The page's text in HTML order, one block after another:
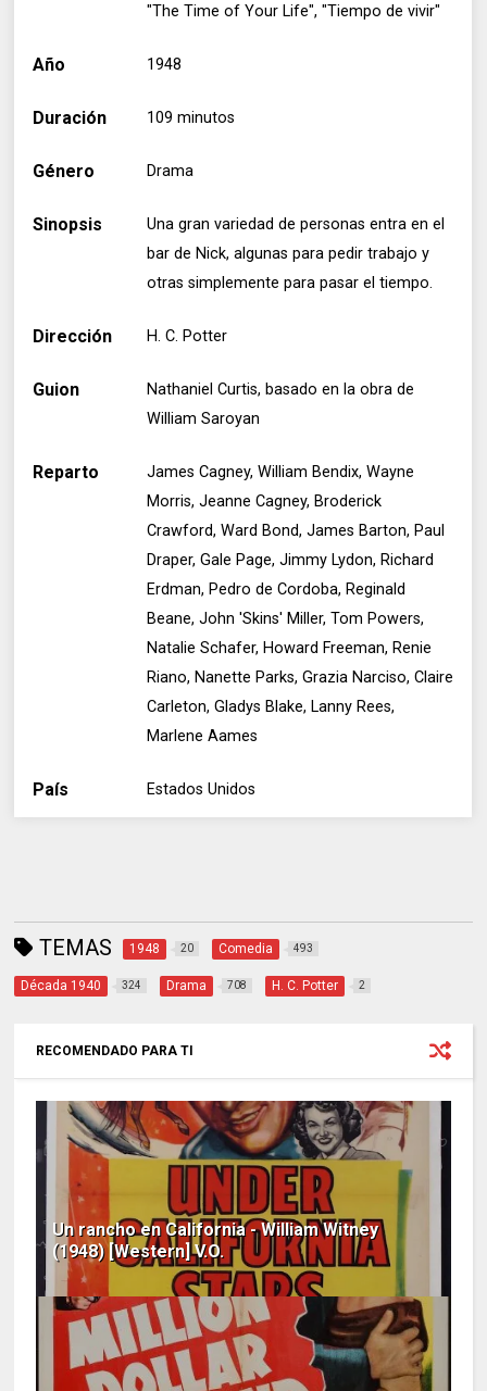
"The Time of Your Life", "Tiempo de vivir"
Año 1948
Duración 109 minutos
Género Drama
Sinopsis
Una gran variedad de personas entra en el
bar de Nick, algunas para pedir trabajo y
otras simplemente para pasar el tiempo.
Dirección H. C. Potter
Guion
Nathaniel Curtis, basado en la obra de
William Saroyan
Reparto
James Cagney, William Bendix, Wayne
Morris, Jeanne Cagney, Broderick
Crawford, Ward Bond, James Barton, Paul
Draper, Gale Page, Jimmy Lydon, Richard
Erdman, Pedro de Cordoba, Reginald
Beane, John 'Skins' Miller, Tom Powers,
Natalie Schafer, Howard Freeman, Renie
Riano, Nanette Parks, Grazia Narciso, Claire
Carleton, Gladys Blake, Lanny Rees,
Marlene Aames
País Estados Unidos
TEMAS 1948 20 Comedia 493
Década 1940 324 Drama 708 H. C. Potter 2
RECOMENDADO PARA TI
Un rancho en California - William Witney
(1948) [Western] V.O.